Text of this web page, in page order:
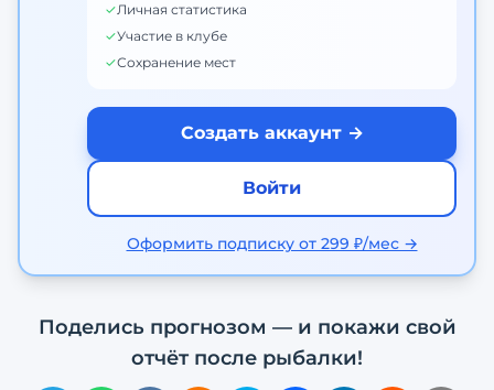
✓Личная статистика
✓Участие в клубе
✓Сохранение мест
Создать аккаунт →
Войти
Оформить подписку от 299 ₽/мес →
Поделись прогнозом — и покажи свой
отчёт после рыбалки!